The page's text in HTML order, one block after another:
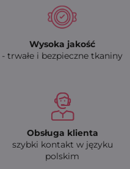
Wysoka jakość
- trwałe i bezpieczne tkaniny
Obsługa klienta
szybki kontakt w języku
polskim